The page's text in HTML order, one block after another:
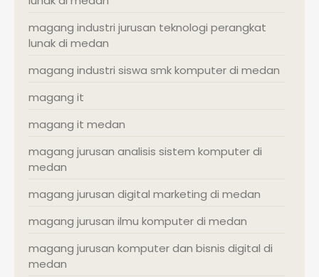
magang industri jurusan teknologi perangkat
lunak di medan
magang industri siswa smk komputer di medan
magang it
magang it medan
magang jurusan analisis sistem komputer di
medan
magang jurusan digital marketing di medan
magang jurusan ilmu komputer di medan
magang jurusan komputer dan bisnis digital di
medan